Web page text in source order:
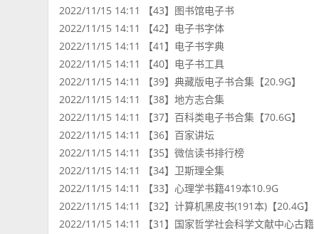
2022/11/15 14:11 【43】图书馆电子书
2022/11/15 14:11 【42】电子书字体
2022/11/15 14:11 【41】电子书字典
2022/11/15 14:11 【40】电子书工具
2022/11/15 14:11 【39】典藏版电子书合集【20.9G】
2022/11/15 14:11 【38】地方志合集
2022/11/15 14:11 【37】百科类电子书合集【70.6G】
2022/11/15 14:11 【36】百家讲坛
2022/11/15 14:11 【35】微信读书排行榜
2022/11/15 14:11 【34】卫斯理全集
2022/11/15 14:11 【33】心理学书籍419本10.9G
2022/11/15 14:11 【32】计算机黑皮书(191本)【20.4G】
2022/11/15 14:11 【31】国家哲学社会科学文献中心古籍